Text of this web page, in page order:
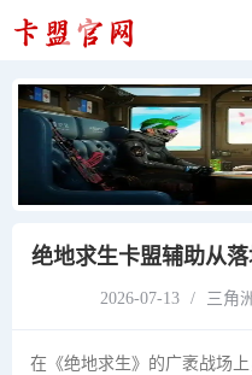
绝地求生卡盟辅助从
2026-07-13 / 三角
在《绝地求生》的广袤战场